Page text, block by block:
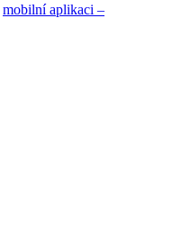
mobilní aplikaci –